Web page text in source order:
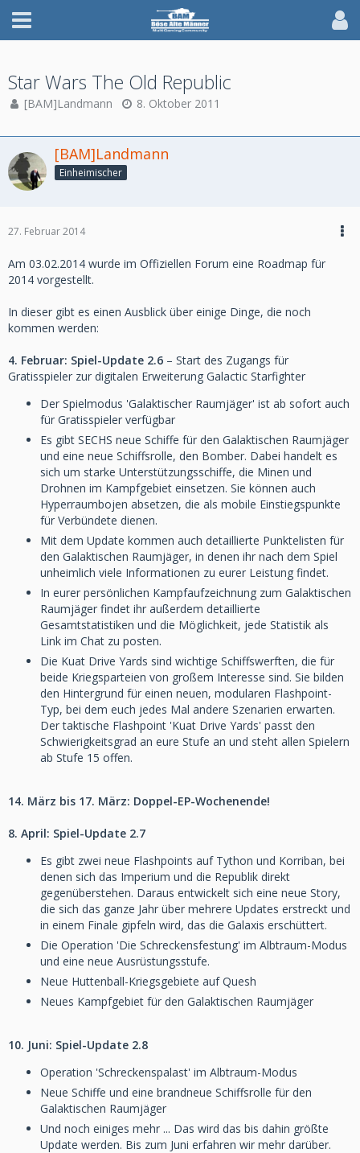
Star Wars The Old Republic
[BAM]Landmann 8. Oktober 2011
[BAM]Landmann
Einheimischer
27. Februar 2014
Am 03.02.2014 wurde im Offiziellen Forum eine Roadmap für
2014 vorgestellt.
In dieser gibt es einen Ausblick über einige Dinge, die noch
kommen werden:
4. Februar: Spiel-Update 2.6 – Start des Zugangs für
Gratisspieler zur digitalen Erweiterung Galactic Starfighter
Der Spielmodus 'Galaktischer Raumjäger' ist ab sofort auch
für Gratisspieler verfügbar
Es gibt SECHS neue Schiffe für den Galaktischen Raumjäger
und eine neue Schiffsrolle, den Bomber. Dabei handelt es
sich um starke Unterstützungsschiffe, die Minen und
Drohnen im Kampfgebiet einsetzen. Sie können auch
Hyperraumbojen absetzen, die als mobile Einstiegspunkte
für Verbündete dienen.
Mit dem Update kommen auch detaillierte Punktelisten für
den Galaktischen Raumjäger, in denen ihr nach dem Spiel
unheimlich viele Informationen zu eurer Leistung findet.
In eurer persönlichen Kampfaufzeichnung zum Galaktischen
Raumjäger findet ihr außerdem detaillierte
Gesamtstatistiken und die Möglichkeit, jede Statistik als
Link im Chat zu posten.
Die Kuat Drive Yards sind wichtige Schiffswerften, die für
beide Kriegsparteien von großem Interesse sind. Sie bilden
den Hintergrund für einen neuen, modularen Flashpoint-
Typ, bei dem euch jedes Mal andere Szenarien erwarten.
Der taktische Flashpoint 'Kuat Drive Yards' passt den
Schwierigkeitsgrad an eure Stufe an und steht allen Spielern
ab Stufe 15 offen.
14. März bis 17. März: Doppel-EP-Wochenende!
8. April: Spiel-Update 2.7
Es gibt zwei neue Flashpoints auf Tython und Korriban, bei
denen sich das Imperium und die Republik direkt
gegenüberstehen. Daraus entwickelt sich eine neue Story,
die sich das ganze Jahr über mehrere Updates erstreckt und
in einem Finale gipfeln wird, das die Galaxis erschüttert.
Die Operation 'Die Schreckensfestung' im Albtraum-Modus
und eine neue Ausrüstungsstufe.
Neue Huttenball-Kriegsgebiete auf Quesh
Neues Kampfgebiet für den Galaktischen Raumjäger
10. Juni: Spiel-Update 2.8
Operation 'Schreckenspalast' im Albtraum-Modus
Neue Schiffe und eine brandneue Schiffsrolle für den
Galaktischen Raumjäger
Und noch einiges mehr ... Das wird das bis dahin größte
Update werden. Bis zum Juni erfahren wir mehr darüber.